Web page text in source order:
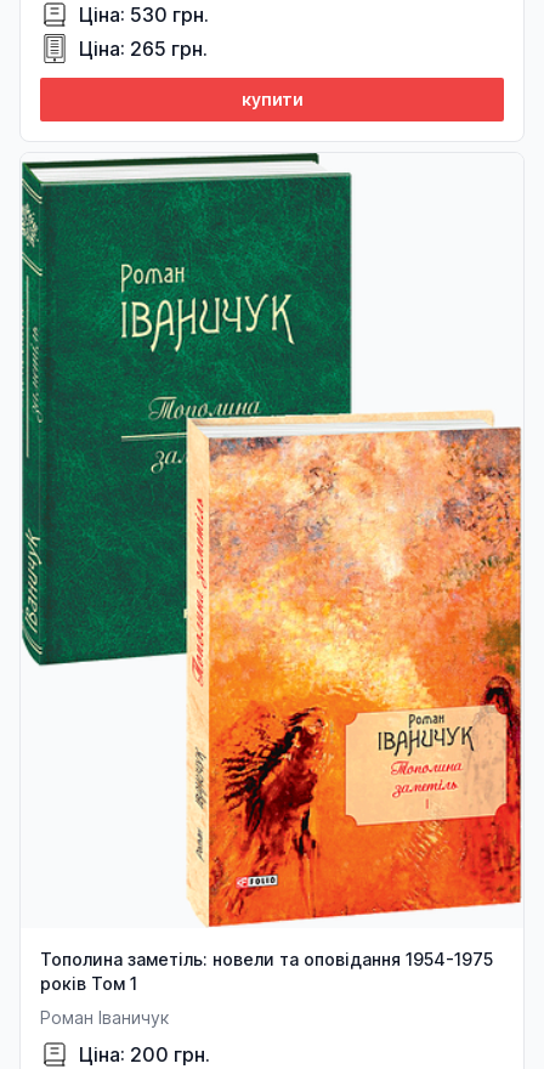
Ціна: 530 грн.
Ціна: 265 грн.
купити
Тополина заметіль: новели та оповідання 1954-1975
років Том 1
Роман Іваничук
Ціна: 200 грн.